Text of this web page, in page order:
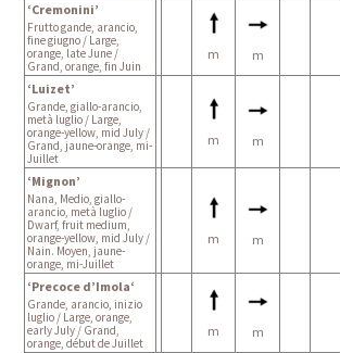
‘Cremonini’
Frutto gande, arancio,
fine giugno / Large,
orange, late June /
Grand, orange, fin Juin
m m
‘Luizet’
Grande, giallo-arancio,
metà luglio / Large,
orange-yellow, mid July /
Grand, jaune-orange, mi-
Juillet
m m
‘Mignon’
Nana, Medio, giallo-
arancio, metà luglio /
Dwarf, fruit medium,
orange-yellow, mid July /
Nain. Moyen, jaune-
orange, mi-Juillet
m m
‘Precoce d’Imola‘
Grande, arancio, inizio
luglio / Large, orange,
early July / Grand,
orange, début de Juillet
m m